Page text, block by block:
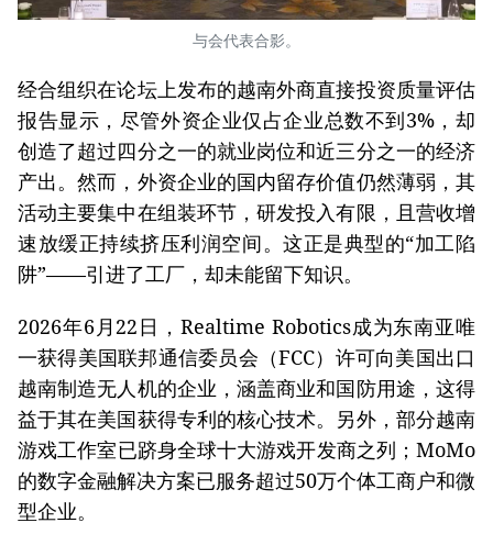
与会代表合影。
经合组织在论坛上发布的越南外商直接投资质量评估
报告显示，尽管外资企业仅占企业总数不到3%，却
创造了超过四分之一的就业岗位和近三分之一的经济
产出。然而，外资企业的国内留存价值仍然薄弱，其
活动主要集中在组装环节，研发投入有限，且营收增
速放缓正持续挤压利润空间。这正是典型的“加工陷
阱”——引进了工厂，却未能留下知识。
2026年6月22日，Realtime Robotics成为东南亚唯
一获得美国联邦通信委员会（FCC）许可向美国出口
越南制造无人机的企业，涵盖商业和国防用途，这得
益于其在美国获得专利的核心技术。另外，部分越南
游戏工作室已跻身全球十大游戏开发商之列；MoMo
的数字金融解决方案已服务超过50万个体工商户和微
型企业。